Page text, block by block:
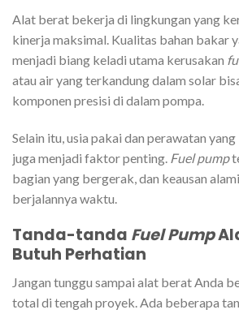
Alat berat bekerja di lingkungan yang
kinerja maksimal. Kualitas bahan bakar
menjadi biang keladi utama kerusakan
atau air yang terkandung dalam solar
komponen presisi di dalam pompa.
Selain itu, usia pakai dan perawatan
juga menjadi faktor penting. Fuel pump
bagian yang bergerak, dan keausan
berjalannya waktu.
Tanda-tanda Fuel Pump
Butuh Perhatian
Jangan tunggu sampai alat berat Anda
total di tengah proyek. Ada beberapa